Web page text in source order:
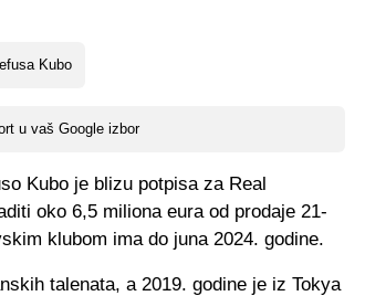
Kubo
u vaš Google izbor
Kubo je blizu potpisa za Real
oko 6,5 miliona eura od prodaje 21-
klubom ima do juna 2024. godine.
talenata, a 2019. godine je iz Tokya